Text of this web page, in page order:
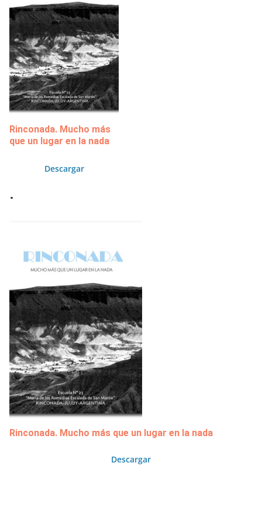
Rinconada. Mucho más
que un lugar en la nada
Descargar
.
Rinconada. Mucho más que un lugar en la nada
Descargar